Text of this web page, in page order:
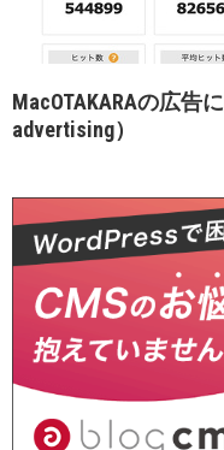
MacOTAKARAの広告
advertising）